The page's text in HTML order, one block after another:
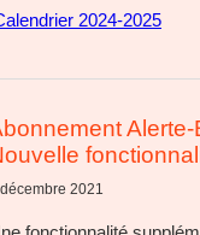
2024-2025
Alerte-
2021